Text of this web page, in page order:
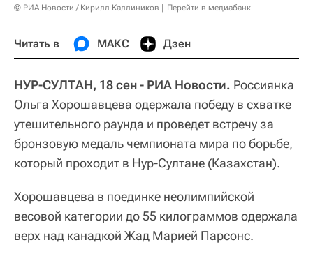
© РИА Новости / Кирилл Каллиников Перейти в медиабанк
Читать в МАКС Дзен
НУР-СУЛТАН, 18 сен - РИА Новости. Россиянка
Ольга Хорошавцева одержала победу в схватке
утешительного раунда и проведет встречу за
бронзовую медаль чемпионата мира по борьбе,
который проходит в Нур-Султане (Казахстан).
Хорошавцева в поединке неолимпийской
весовой категории до 55 килограммов одержала
верх над канадкой Жад Марией Парсонс.